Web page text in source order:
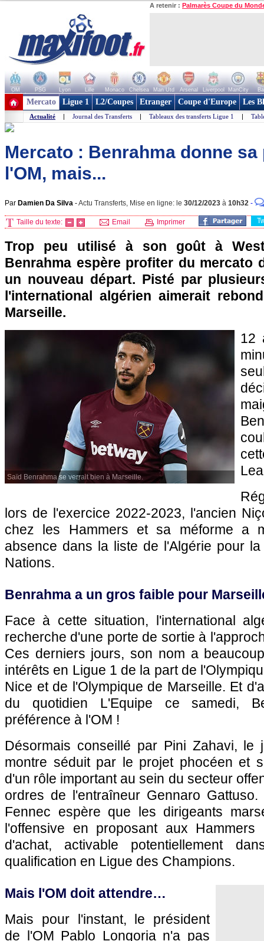
A retenir : Palmarès Coupe du
OM PSG Lyon Lille Monaco Chelsea Man Utd Arsenal Liverpool ManCity
+ de clubs
Mercato Ligue 1 L2/Coupes Etranger Coupe d'Europe Les
Actualité | Journal des Transferts | Tableaux des transferts Ligue 1 |
Mercato : Benrahma donne sa
l'OM, mais...
Par Damien Da Silva -Actu Transferts, Mise en ligne: le 30/12/2023 à 10h32 -
Taille du texte: Email Imprimer
Trop peu utilisé à son goût à
Benrahma espère profiter du mercato
un nouveau départ. Pisté par
l'international algérien aimerait
Marseille.
Saïd Benrahma se verrait bien à Marseille.
12
lors de l'exercice 2022-2023, l'ancien
chez les Hammers et sa méforme a
absence dans la liste de l'Algérie pour
Nations.
Benrahma a un gros faible pour
Face à cette situation, l'international
recherche d'une porte de sortie à
Ces derniers jours, son nom a
intérêts en Ligue 1 de la part de
Nice et de l'Olympique de Marseille. Et
du quotidien L'Equipe ce samedi,
préférence à l'OM !
Désormais conseillé par Pini Zahavi,
montre séduit par le projet phocéen et
d'un rôle important au sein du secteur
ordres de l'entraîneur Gennaro
Fennec espère que les dirigeants
l'offensive en proposant aux
d'achat, activable potentiellement
qualification en Ligue des Champions.
Mais l'OM doit attendre…
Mais pour l'instant, le président
de l'OM Pablo Longoria n'a pas